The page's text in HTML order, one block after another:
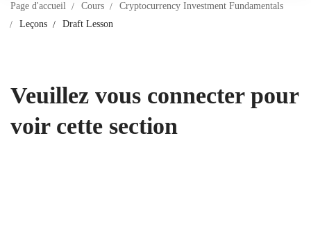
Page d'accueil Cours
Cryptocurrency Investment Fundamentals
Leçons
Draft Lesson
Veuillez vous connecter pour
voir cette section